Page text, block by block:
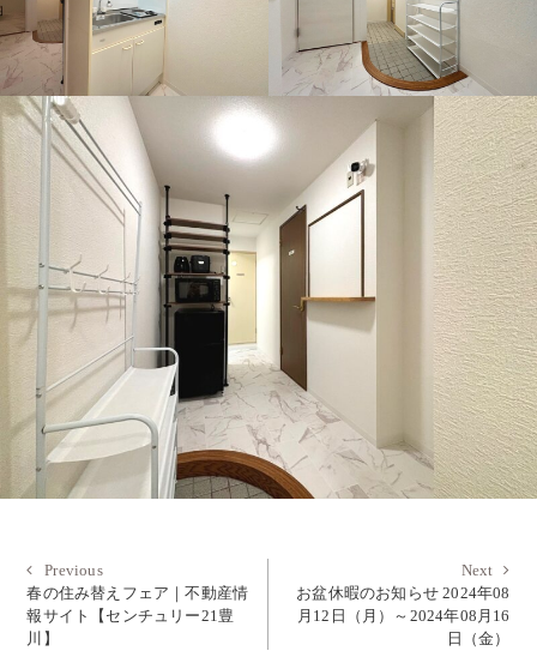
投
稿
ナ
PreviousPrevious
post:
春の住み替えフェア｜不動産情
報サイト【センチュリー21豊
川】
Next
post:
お盆休暇のお知らせ 2024年08
月12日（月）～2024年08月16
日（金）